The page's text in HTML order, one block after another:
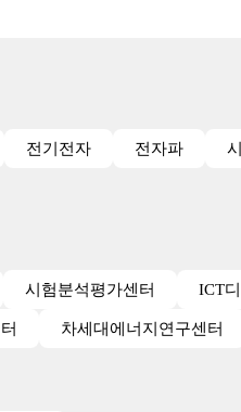
전기전자 전자파
시험분석평가센터 ICT
차세대에너지연구센터